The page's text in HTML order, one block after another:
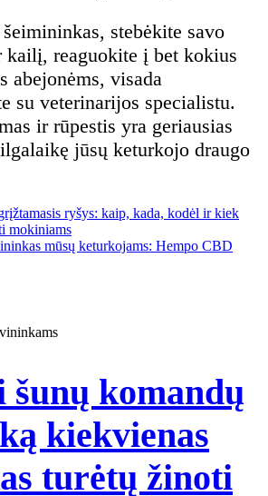
stebėkite savo
kailį, reaguokite į bet kokius
abejonėms, visada
su veterinarijos specialistu.
ir rūpestis yra geriausias
jūsų keturkojo draugo
ryšys: kaip, kada, kodėl ir kiek
mokiniams
mūsų keturkojams: Hempo CBD
šunų komandų
kiekvienas
turėtų žinoti